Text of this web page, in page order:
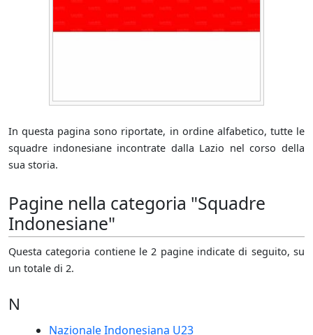
In questa pagina sono riportate, in ordine alfabetico, tutte le
squadre indonesiane incontrate dalla Lazio nel corso della
sua storia.
Pagine nella categoria "Squadre
Indonesiane"
Questa categoria contiene le 2 pagine indicate di seguito, su
un totale di 2.
N
Nazionale Indonesiana U23